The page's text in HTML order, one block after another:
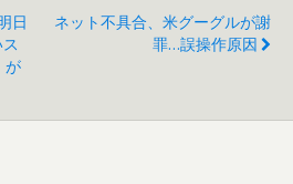
日
が
ネット不具合、米グーグルが謝
罪…誤操作原因